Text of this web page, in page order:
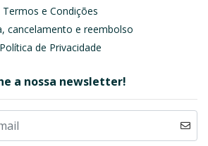
Termos e Condições
cancelamento e reembolso
Política de Privacidade
a nossa newsletter!